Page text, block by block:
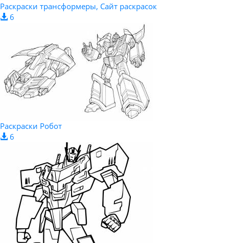
Раскраски трансформеры, Сайт раскрасок
6
Раскраски Робот
6